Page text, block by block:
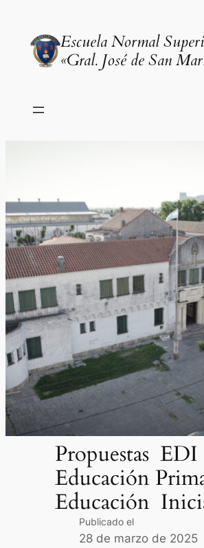
contenidoEscuela Normal
«Gral. José de San
Propuestas
Educación
Educación
Publicado el
28 de marzo de 2025